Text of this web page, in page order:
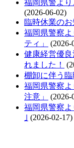
福岡県警より
(2026-06-02)
臨時休業のお
福岡県警察
ティ」
(2026-
健康経営優
れました！
棚卸に伴う
福岡県警察
注意」
(2026-
福岡県警察よ
｣ (2026-02-17)